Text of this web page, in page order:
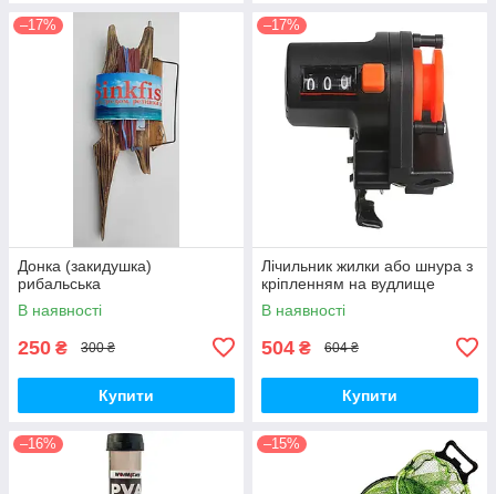
–17%
Донка (закидушка)
рибальська
В наявності
250 ₴ 300 ₴
Купити
–17%
Лічильник жилки або шнура з
кріпленням на вудлище
В наявності
504 ₴ 604 ₴
Купити
–16% –15%